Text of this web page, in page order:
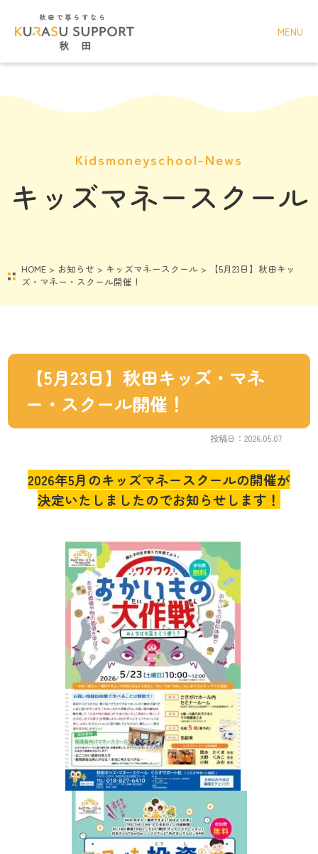
MENU
Kidsmoneyschool-News
キッズマネースクール
HOME > お知らせ > キッズマネースクール >
【5月23日】秋田キッ
ズ・マネー・スクール開催！
【5月23日】秋田キッズ・マネ
ー・スクール開催！
投稿日：2026.05.07
2026年5月のキッズマネースクールの開催が
決定いたしましたのでお知らせします！